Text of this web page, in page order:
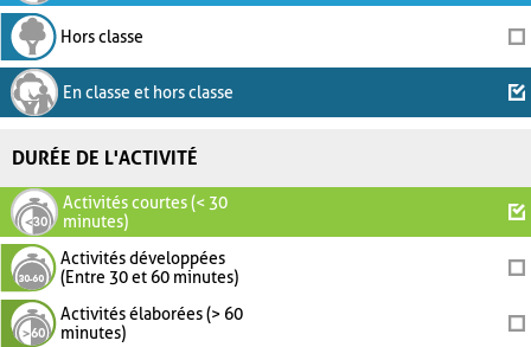
Hors classe
En classe et hors classe
DURÉE DE L'ACTIVITÉ
Activités courtes (< 30
minutes)
Activités développées
(Entre 30 et 60 minutes)
Activités élaborées (> 60
minutes)